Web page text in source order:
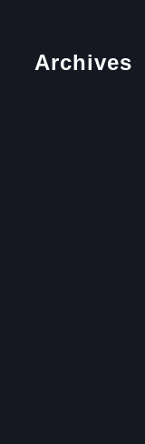
Archives